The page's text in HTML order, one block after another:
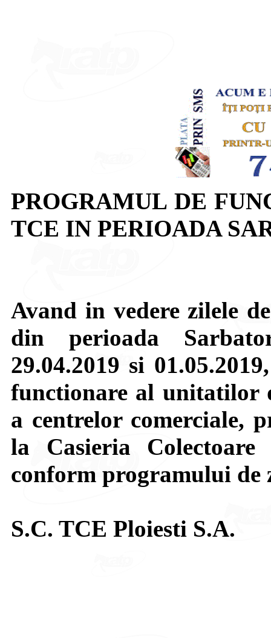
PROGRAMUL DE
TCE IN PERIOADA
Avand in vedere zilele
din perioada
29.04.2019 si
functionare al unitatilor
a centrelor comerciale,
la Casieria
conform programului de
S.C. TCE Ploiesti S.A.